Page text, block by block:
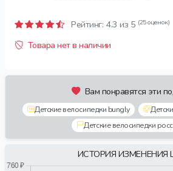
Рейтинг: 4.3 из 5 (25 оценок)
Товара нет в наличии
Вам понравятся эти
Детские велосипедки bungly
Детские велосипедки
ИСТОРИЯ ИЗМЕНЕНИЯ